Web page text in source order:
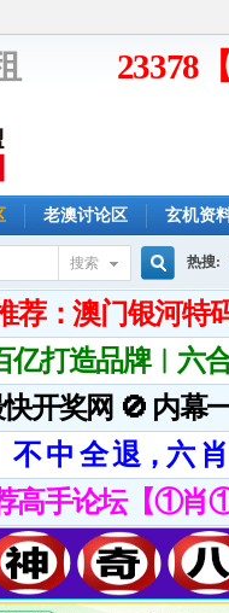
23378
老澳讨论区 玄机资
搜索
搜
索
热搜: